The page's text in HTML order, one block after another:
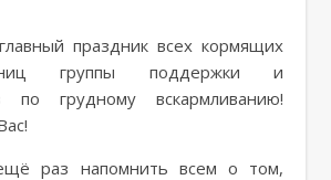
группы поддержки и
по грудному вскармливанию!
раз напомнить всем о том,